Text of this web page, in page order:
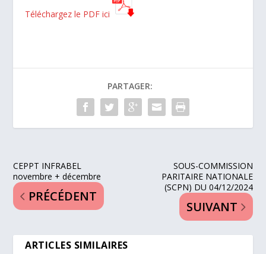
Téléchargez le PDF ici
PARTAGER:
CEPPT INFRABEL
novembre + décembre
PRÉCÉDENT
SOUS-COMMISSION
PARITAIRE NATIONALE
(SCPN) DU 04/12/2024
SUIVANT
ARTICLES SIMILAIRES